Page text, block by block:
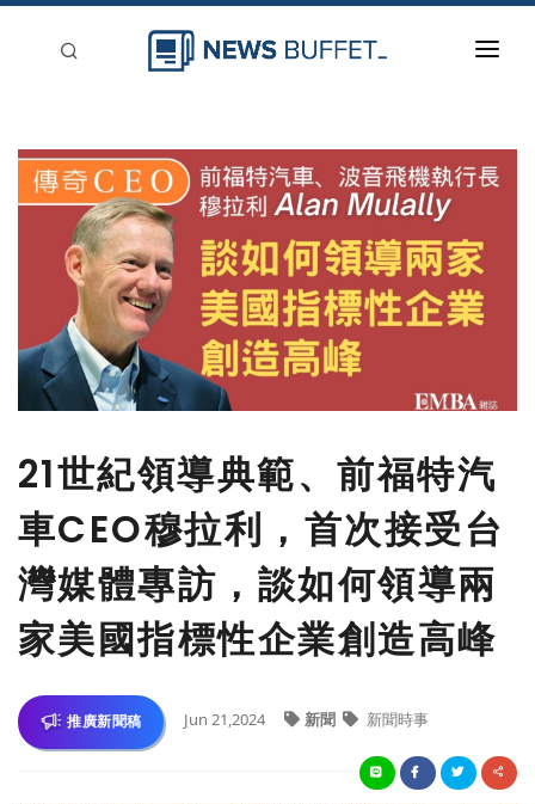
新聞稿分類
登入
刊登
21世紀領導典範、前福特汽
車CEO穆拉利，首次接受台
灣媒體專訪，談如何領導兩
家美國指標性企業創造高峰
推廣新聞稿 Jun 21,2024 新聞 新聞時事